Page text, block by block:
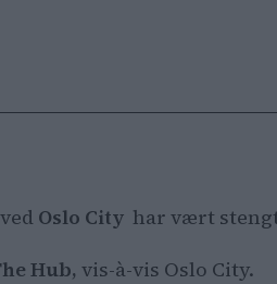
Oslo City har vært
Hub,vis-à-vis Oslo City.